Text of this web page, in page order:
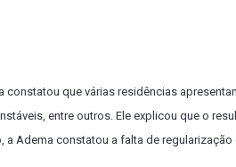
constatou que várias residências
entre outros. Ele explicou que o
a Adema constatou a falta de